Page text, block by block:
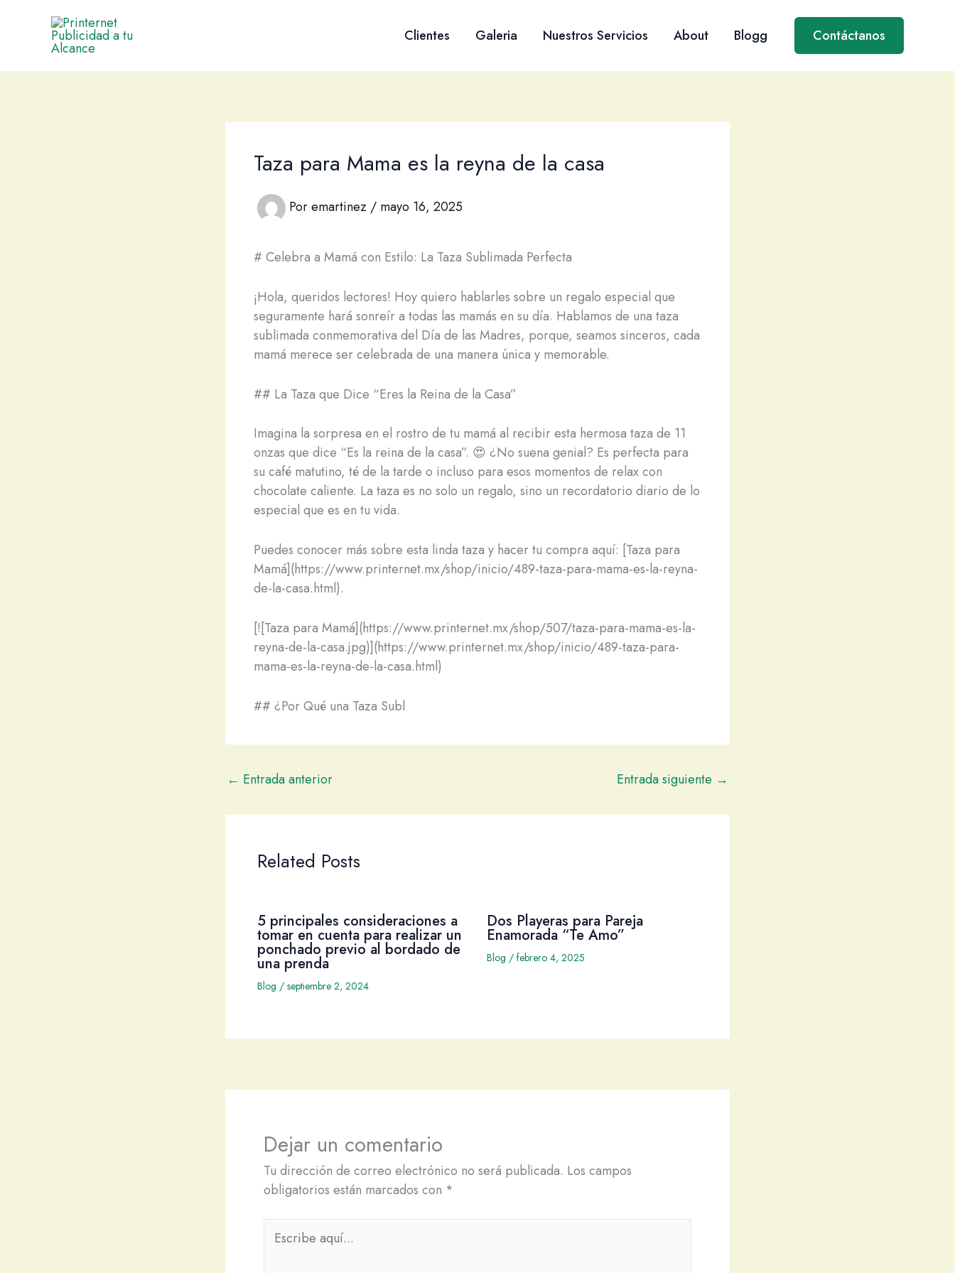
contenido
Clientes Galeria Nuestros Servicios About Blogg Contáctanos
Taza para Mama es la reyna de la casa
Poremartinez / mayo 16, 2025
# Celebra a Mamá con Estilo: La Taza Sublimada Perfecta
¡Hola, queridos lectores! Hoy quiero hablarles sobre un regalo especial que
seguramente hará sonreír a todas las mamás en su día. Hablamos de una taza
sublimada conmemorativa del Día de las Madres, porque, seamos sinceros, cada
mamá merece ser celebrada de una manera única y memorable.
## La Taza que Dice “Eres la Reina de la Casa”
Imagina la sorpresa en el rostro de tu mamá al recibir esta hermosa taza de 11
onzas que dice “Es la reina de la casa”. 😍 ¿No suena genial? Es perfecta para
su café matutino, té de la tarde o incluso para esos momentos de relax con
chocolate caliente. La taza es no solo un regalo, sino un recordatorio diario de lo
especial que es en tu vida.
Puedes conocer más sobre esta linda taza y hacer tu compra aquí: [Taza para
Mamá](https://www.printernet.mx/shop/inicio/489-taza-para-mama-es-la-reyna-
de-la-casa.html).
[![Taza para Mamá](https://www.printernet.mx/shop/507/taza-para-mama-es-la-
reyna-de-la-casa.jpg)](https://www.printernet.mx/shop/inicio/489-taza-para-
mama-es-la-reyna-de-la-casa.html)
## ¿Por Qué una Taza Subl
← Entrada anterior Entrada siguiente →
Related Posts
5 principales consideraciones a
tomar en cuenta para realizar un
ponchado previo al bordado de
una prenda
Blog / septiembre 2, 2024
Dos Playeras para Pareja
Enamorada “Te Amo”
Blog / febrero 4, 2025
Dejar un comentario
Tu dirección de correo electrónico no será publicada. Los campos
obligatorios están marcados con *
Escribe
aquí...